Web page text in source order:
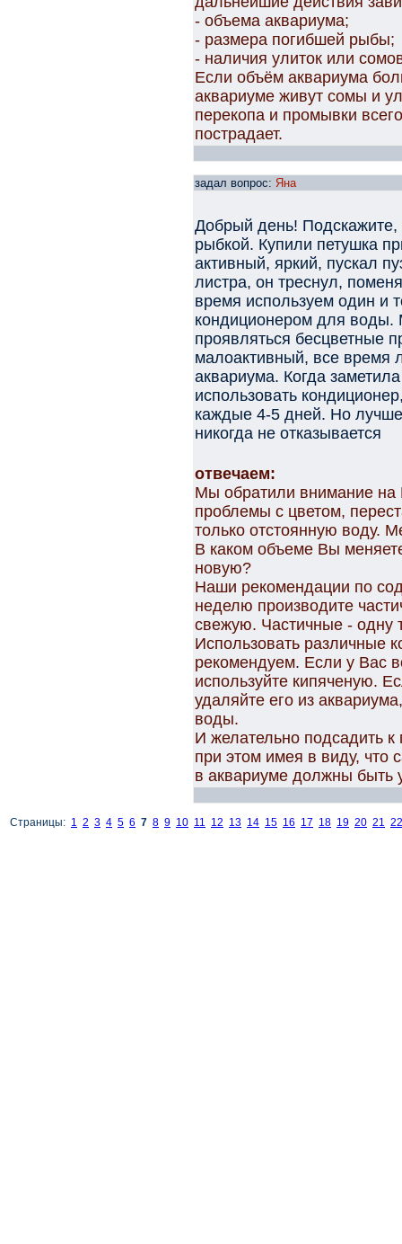
- объема аквариума;
- размера погибшей рыбы;
- наличия улиток или
Если объём аквариума
аквариуме живут сомы и
перекопа и промывки
пострадает.
задал вопрос: Яна
Добрый день! Подскажите,
рыбкой. Купили петушка
активный, яркий, пускал
листра, он треснул,
время используем один и
кондиционером для воды.
проявляться бесцветные
малоактивный, все время
аквариума. Когда
использовать
каждые 4-5 дней. Но
никогда не отказывается
отвечаем:
Мы обратили внимание на
проблемы с цветом,
только отстоянную воду.
В каком объеме Вы
новую?
Наши рекомендации по
неделю производите
свежую. Частичные - одну
Использовать различные
рекомендуем. Если у Вас
используйте кипяченую.
удаляйте его из
воды.
И желательно подсадить к
при этом имея в виду, что
в аквариуме должны быть
Страницы: 1 2 3 4 5 6 7 8 9 10 11 12 13 14 15 16 17 18 19 20 21 22